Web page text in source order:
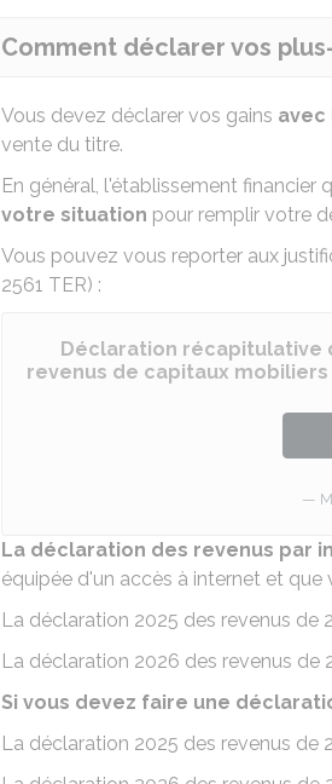
Comment déclarer vos
Vous devez déclarer vos gains avec
vente du titre.
En général, l'établissement
votre situation pour remplir votre
Vous pouvez vous reporter aux
2561 TER) :
Déclaration récapitulative
revenus de capitaux mobiliers
La déclaration des revenus par
équipée d'un accès à internet et
La déclaration 2025 des revenus de
La déclaration 2026 des revenus de
Si vous devez faire une
La déclaration 2025 des revenus de